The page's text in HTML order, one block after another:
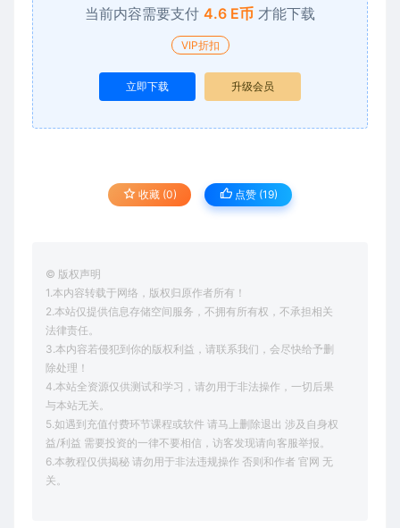
当前内容需要支付 4.6 E币 才能下载
VIP折扣
立即下载 升级会员
收藏 (0) 点赞 (19)
© 版权声明
1.本内容转载于网络，版权归原作者所有！
2.本站仅提供信息存储空间服务，不拥有所有权，不承担相关
法律责任。
3.本内容若侵犯到你的版权利益，请联系我们，会尽快给予删
除处理！
4.本站全资源仅供测试和学习，请勿用于非法操作，一切后果
与本站无关。
5.如遇到充值付费环节课程或软件 请马上删除退出 涉及自身权
益/利益 需要投资的一律不要相信，访客发现请向客服举报。
6.本教程仅供揭秘 请勿用于非法违规操作 否则和作者 官网 无
关。